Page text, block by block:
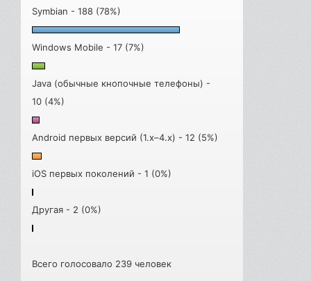
Symbian - 188 (78%)
Windows Mobile - 17 (7%)
Java (обычные кнопочные телефоны) -
10 (4%)
Android первых версий (1.x–4.x) - 12 (5%)
iOS первых поколений - 1 (0%)
Другая - 2 (0%)
Всего голосовало 239 человек